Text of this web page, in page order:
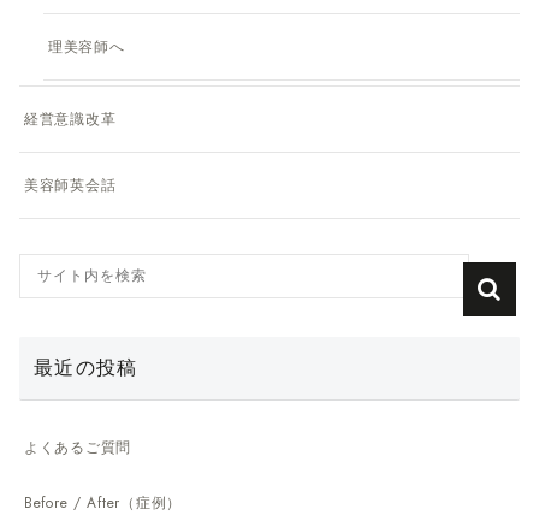
理美容師へ
経営意識改革
美容師英会話
最近の投稿
よくあるご質問
Before / After（症例）